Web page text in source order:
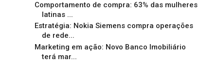
Comportamento de compra: 63% das mulheres
latinas ...
Estratégia: Nokia Siemens compra operações
de rede...
Marketing em ação: Novo Banco Imobiliário
terá mar...